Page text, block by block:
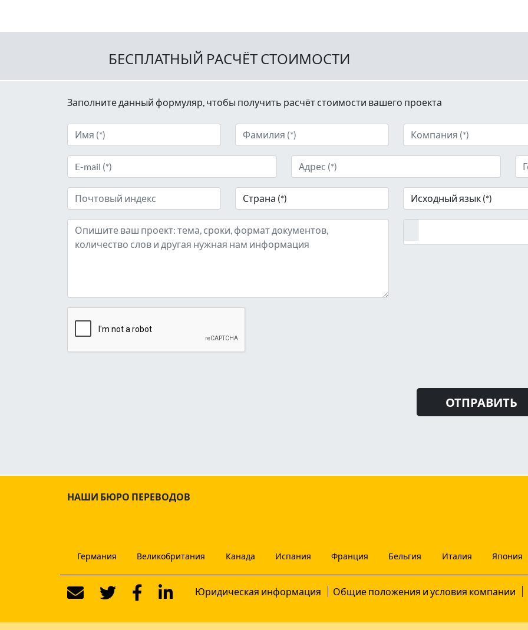
БЕСПЛАТНЫЙ РАСЧЁТ СТОИМОСТИ
Заполните данный формуляр, чтобы получить расчёт стоимости вашего проекта
НАШИ БЮРО ПЕРЕВОДОВ
Германия Великобритания Канада Испания Франция Бельгия Италия Япония
Юридическая информация Общие положения и условия компании